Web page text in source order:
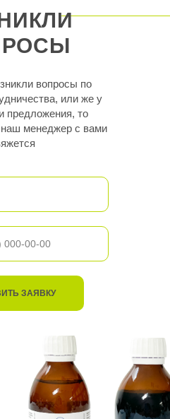
вопросы по
или же у
предложения, то
наш менеджер с вами
ЗАЯВКУ